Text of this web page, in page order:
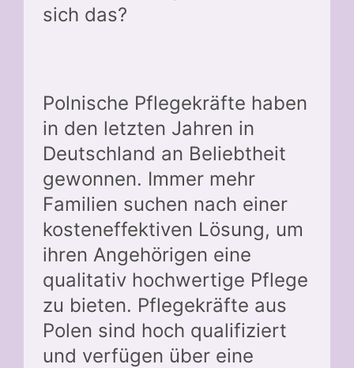
sich das?
Polnische Pflegekräfte haben
in den letzten Jahren in
Deutschland an Beliebtheit
gewonnen. Immer mehr
Familien suchen nach einer
kosteneffektiven Lösung, um
ihren Angehörigen eine
qualitativ hochwertige Pflege
zu bieten. Pflegekräfte aus
Polen sind hoch qualifiziert
und verfügen über eine